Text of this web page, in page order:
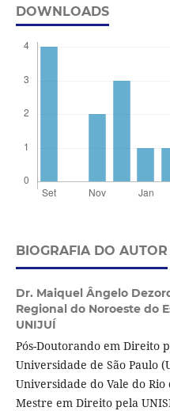
DOWNLOADS
BIOGRAFIA DO AUTOR
Dr. Maiquel Ângelo
Regional do Noroeste do
UNIJUÍ
Pós-Doutorando em Direito
Universidade de São Paulo
Universidade do Vale do Rio
Mestre em Direito pela